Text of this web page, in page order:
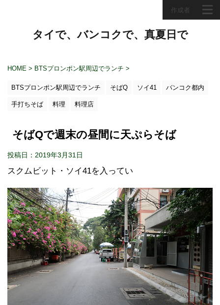
作成者
タイで、バンコクで、真夏日で
HOME > BTSプロンポン駅周辺でランチ >
BTSプロンポン駅周辺でランチ そばQ ソイ41 バンコク都内
手打ちそば 料理 料理店
そばQで週末の昼間に天ぷらそば
投稿日：2019年3月31日
スクムビット・ソイ41を入ってい